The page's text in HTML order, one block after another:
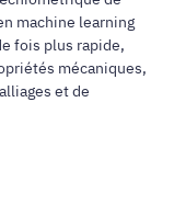
machine learning
fois plus rapide,
mécaniques,
et de